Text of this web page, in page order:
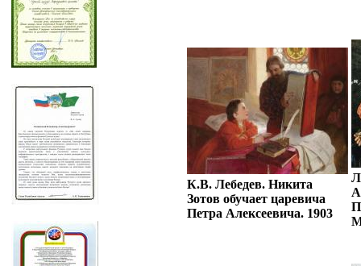
К.В. Лебедев. Никита
Зотов обучает царевича
Петра Алексеевича. 1903